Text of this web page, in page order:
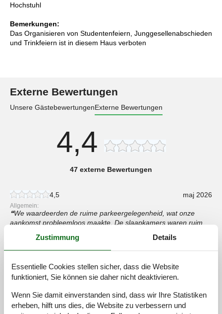
Hochstuhl
Bemerkungen:
Das Organisieren von Studentenfeiern, Junggesellenabschieden
und Trinkfeiern ist in diesem Haus verboten
Externe Bewertungen
Unsere GästebewertungenExterne Bewertungen
4,4
47 externe Bewertungen
4,5 maj 2026
Allgemein:
We waardeerden de ruime parkeergelegenheid, wat onze
aankomst probleemloos maakte, De slaapkamers waren ruim
was, Een eenvoudige, aangename verblijf in het algemeen,
5,0
Allgemein:
Wir haben es genossen, lokale Restaurants und Kneipen zu
besuchen, Nach einem anstrengenden Tag waren die Sauna
Zustimmung Details
Essentielle Cookies stellen sicher, dass die Website
funktioniert, Sie können sie daher nicht deaktivieren.
Wenn Sie damit einverstanden sind, dass wir Ihre Statistiken
erheben, hilft uns dies, die Website zu verbessern und